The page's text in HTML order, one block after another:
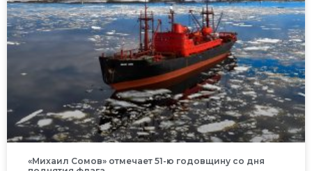
«Михаил Сомов» отмечает 51-ю годовщину со дня